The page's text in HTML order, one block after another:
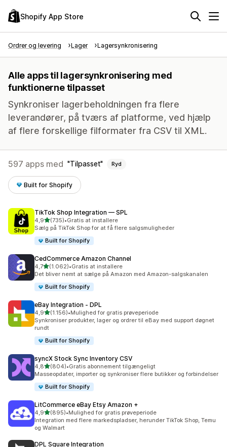
Shopify App Store
Ordrer og levering Lager Lagersynkronisering
Alle apps til lagersynkronisering med
funktionerne tilpasset
Synkroniser lagerbeholdningen fra flere
leverandører, på tværs af platforme, ved hjælp
af flere forskellige filformater fra CSV til XML.
597 apps med Tilpasset Ryd
Built for Shopify
TikTok Shop Integration — SPL
4,9ud af 5 stjerner
(735)
735 anmeldelser i alt
•Gratis at installere
Sælg på TikTok Shop for at få flere salgsmuligheder
Built for Shopify
CedCommerce Amazon Channel
4,7ud af 5 stjerner
(1.062)
1062 anmeldelser i alt
•Gratis at installere
Det bliver nemt at sælge på Amazon med Amazon-salgskanalen
Built for Shopify
eBay Integration ‑ DPL
4,9ud af 5 stjerner
(1.156)
1156 anmeldelser i alt
•Mulighed for gratis prøveperiode
Synkroniser produkter, lager og ordrer til eBay med support døgnet
rundt
Built for Shopify
syncX Stock Sync Inventory CSV
4,8ud af 5 stjerner
(804)
804 anmeldelser i alt
•Gratis abonnement tilgængeligt
Masseopdater, importer og synkroniser flere butikker og forbindelser
Built for Shopify
LitCommerce eBay Etsy Amazon +
4,9ud af 5 stjerner
(895)
895 anmeldelser i alt
•Mulighed for gratis prøveperiode
Integration med flere markedspladser, herunder TikTok Shop, Temu
og Walmart
DPL Square Integration